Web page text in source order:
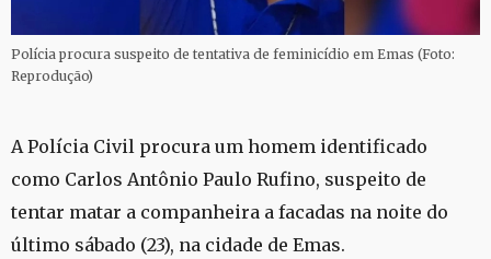
Polícia procura suspeito de tentativa de feminicídio em Emas (Foto:
Reprodução)
A Polícia Civil procura um homem identificado
como Carlos Antônio Paulo Rufino, suspeito de
tentar matar a companheira a facadas na noite do
último sábado (23), na cidade de Emas.